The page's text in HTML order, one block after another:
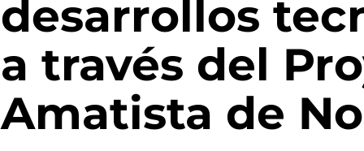
desarrollos
a través del
Amatista de